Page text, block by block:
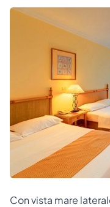
Con vista mare